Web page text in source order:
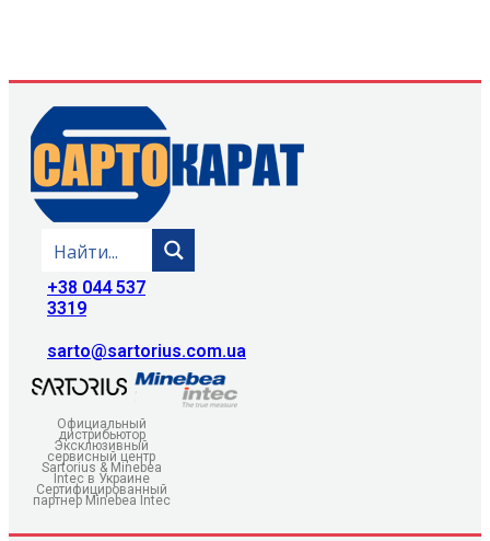
+38 044 537
3319
sarto@sartorius.com.ua
Официальный
дистрибьютор
Эксклюзивный
сервисный центр
Sartorius & Minebea
Intec в Украине
Сертифицированный
партнер Minebea Intec